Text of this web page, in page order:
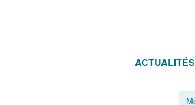
ACTUALITÉS